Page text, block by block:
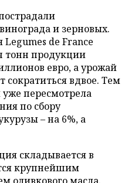
и зерновых.
de France
тонн продукции
евро, а урожай
вдвое. Тем
пересмотрела
по сбору
– на 6%, а
складывается в
крупнейшим